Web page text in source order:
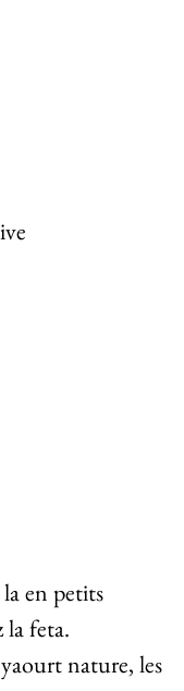
en petits
la feta.
nature, les